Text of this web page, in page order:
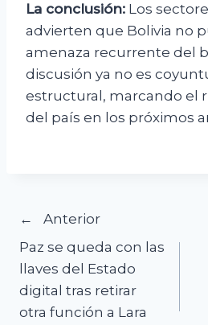
La conclusión: Los
advierten que Bolivia no
amenaza recurrente del
discusión ya no es
estructural, marcando el
del país en los próximos
Navegación
de
entradas
Anterior
Paz se queda con las
llaves del Estado
digital tras retirar
otra función a Lara